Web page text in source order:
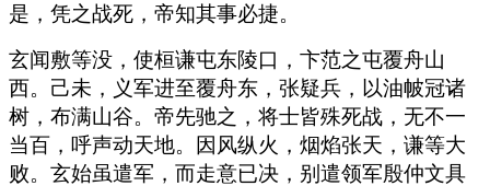
是，凭之战死，帝知其事必捷。
玄闻敷等没，使桓谦屯东陵口，卞范之屯覆舟山
西。己未，义军进至覆舟东，张疑兵，以油帔冠诸
树，布满山谷。帝先驰之，将士皆殊死战，无不一
当百，呼声动天地。因风纵火，烟焰张天，谦等大
败。玄始虽遣军，而走意已决，别遣领军殷仲文具